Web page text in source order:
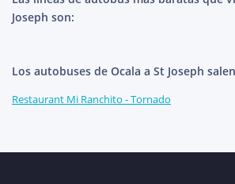
Joseph son:
Los autobuses de Ocala a St Joseph
Restaurant Mi Ranchito - Tornado